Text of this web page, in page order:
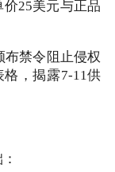
价25美元与正品
禁令阻止侵权
，揭露7-11供